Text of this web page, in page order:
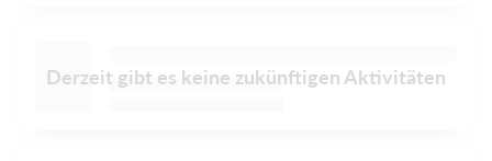
Derzeit gibt es keine zukünftigen Aktivitäten